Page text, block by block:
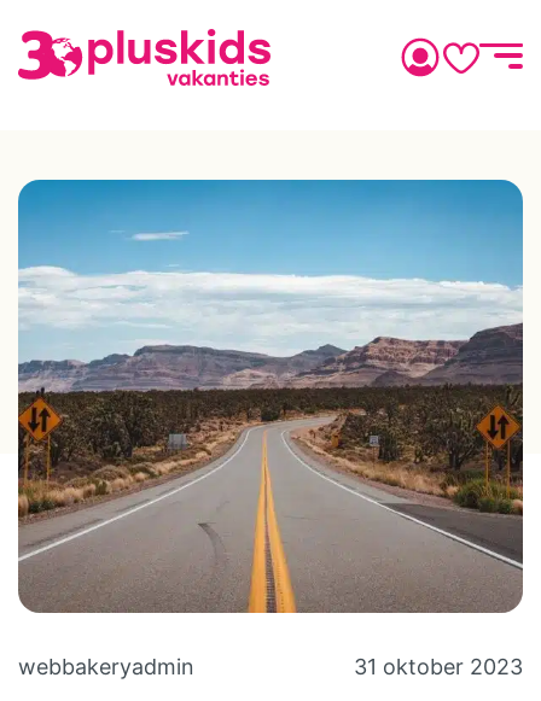
webbakeryadmin 31 oktober 2023